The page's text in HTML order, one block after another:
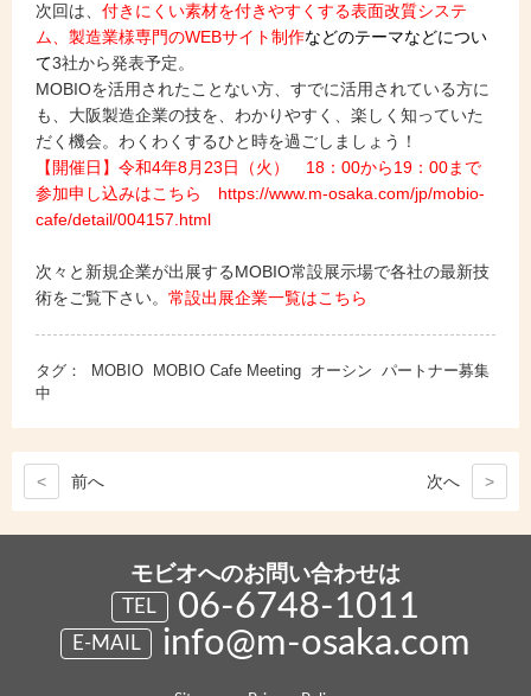
次回は、 付きにくい素材を付きやすくする表面改質システ
ム、製造業様専門のWEBサイト制作などのテーマなどについ
て3社から発表予定。
MOBIOを活用されたことない方、すでに活用されている方に
も、大阪製造企業の技を、わかりやすく、楽しく知っていた
だく機会。わくわくするひと時を過ごしましょう！
【開催日】令和4年8月23日（火） 18：00から19：00まで
参加申し込みはこちら https://www.m-osaka.com/jp/mobio-
cafe/detail/004157.html
次々と新規企業が出展するMOBIO常設展示場で各社の最新技
術をご覧下さい。 常設出展企業一覧はこちら
タグ： MOBIO MOBIO Cafe Meeting オーシン パートナー募集
中
< 前へ 次へ >
モビオへのお問い合わせは
TEL 06-6748-1011
E-MAIL info@m-osaka.com